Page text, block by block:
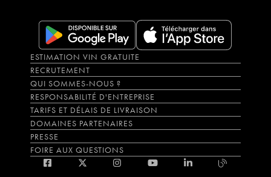
ESTIMATION VIN GRATUITE
RECRUTEMENT
QUI SOMMES-NOUS ?
RESPONSABILITÉ D'ENTREPRISE
TARIFS ET DÉLAIS DE LIVRAISON
DOMAINES PARTENAIRES
PRESSE
FOIRE AUX QUESTIONS